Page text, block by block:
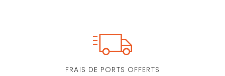
FRAIS DE PORTS OFFERTS